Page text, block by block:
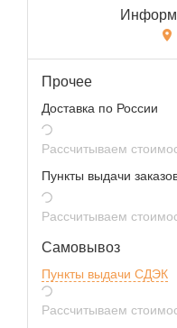
Прочее
Доставка по России
Рассчитываем
Пункты выдачи
Рассчитываем
Самовывоз
Пункты выдачи СДЭК
Рассчитываем